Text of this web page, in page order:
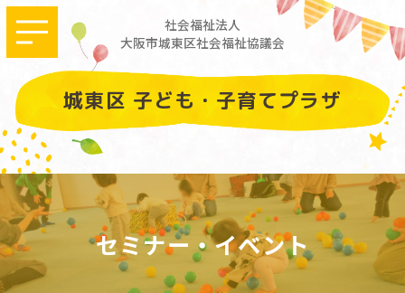
社会福祉法人
大阪市城東区社会福祉協議会
城東区 子ども・子育てプラザ
セミナー・イベント